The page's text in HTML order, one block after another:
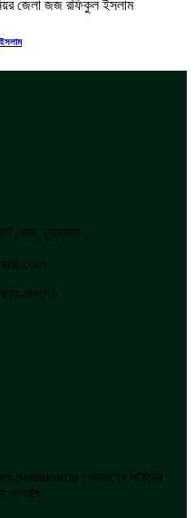
রোড, চুয়াডাঙ্গা।
বিভাগ),
Somikoron | আমাদের সাইটের
অপরাধ